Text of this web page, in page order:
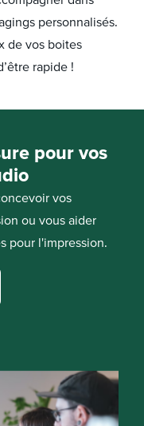
personnalisés.
de vos boites
rapide !
pour vos
vos
ou vous aider
pour l'impression.